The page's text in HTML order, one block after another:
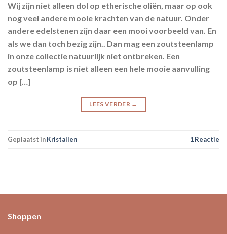
Wij zijn niet alleen dol op etherische oliën, maar op ook
nog veel andere mooie krachten van de natuur. Onder
andere edelstenen zijn daar een mooi voorbeeld van. En
als we dan toch bezig zijn.. Dan mag een zoutsteenlamp
in onze collectie natuurlijk niet ontbreken. Een
zoutsteenlamp is niet alleen een hele mooie aanvulling
op […]
LEES VERDER →
Geplaatst inKristallen 1Reactie
Shoppen